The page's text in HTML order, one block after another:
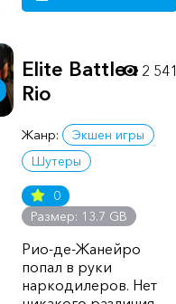
Elite Battle :
Rio
Жанр:
Экшен игры
Шутеры
0
Размер: 13.7 GB
Рио-де-Жанейро
попал в руки
наркодилеров. Нет
2 541